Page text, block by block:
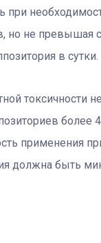
при
но не превышая
в сутки.
токсичности
более 4
применения
должна быть